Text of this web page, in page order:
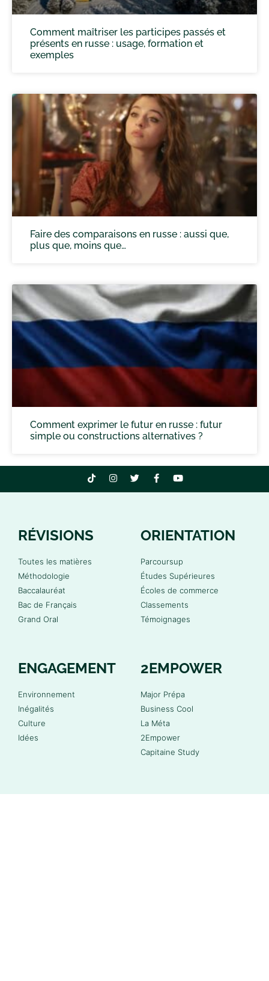
Comment maîtriser les participes passés et
présents en russe : usage, formation et
exemples
Faire des comparaisons en russe : aussi que,
plus que, moins que…
Comment exprimer le futur en russe : futur
simple ou constructions alternatives ?
RÉVISIONS
Toutes les matières
Méthodologie
Baccalauréat
Bac de Français
Grand Oral
ORIENTATION
Parcoursup
Études Supérieures
Écoles de commerce
Classements
Témoignages
ENGAGEMENT
Environnement
Inégalités
Culture
Idées
2EMPOWER
Major Prépa
Business Cool
La Méta
2Empower
Capitaine Study